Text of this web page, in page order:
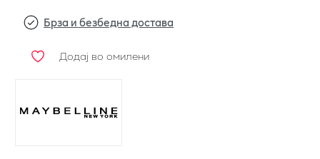
Брза и безбедна достава
Додај во омилени